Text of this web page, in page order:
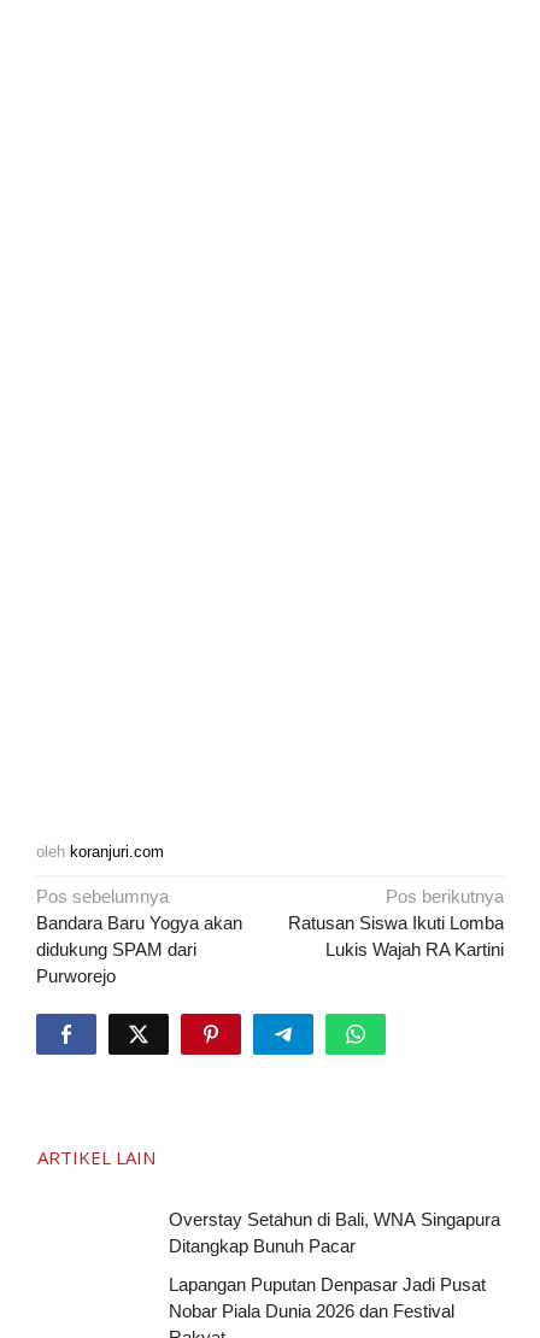
oleh koranjuri.com
Navigasi
pos
Pos sebelumnya
Bandara Baru Yogya akan
didukung SPAM dari
Purworejo
Pos berikutnya
Ratusan Siswa Ikuti Lomba
Lukis Wajah RA Kartini
ARTIKEL LAIN
Overstay Setahun di Bali, WNA Singapura
Ditangkap Bunuh Pacar
Lapangan Puputan Denpasar Jadi Pusat
Nobar Piala Dunia 2026 dan Festival